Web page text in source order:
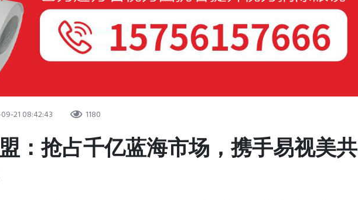
21 08:42:43 1180
：抢占千亿蓝海市场，携手易视美共